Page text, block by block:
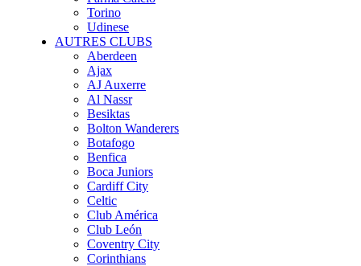
Torino
Udinese
AUTRES CLUBS
Aberdeen
Ajax
AJ Auxerre
Al Nassr
Besiktas
Bolton Wanderers
Botafogo
Benfica
Boca Juniors
Cardiff City
Celtic
Club América
Club León
Coventry City
Corinthians